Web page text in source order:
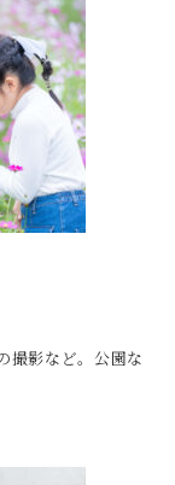
撮影など。公園な